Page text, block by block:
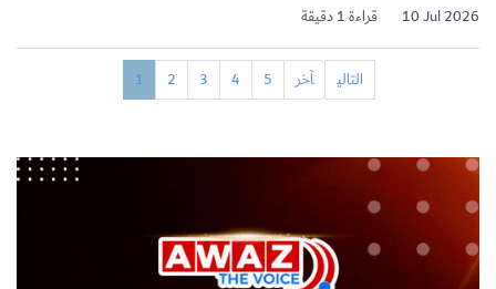
10 Jul 2026 قراءة 1 دقيقة
1 2 3 4 5 التالي آخر